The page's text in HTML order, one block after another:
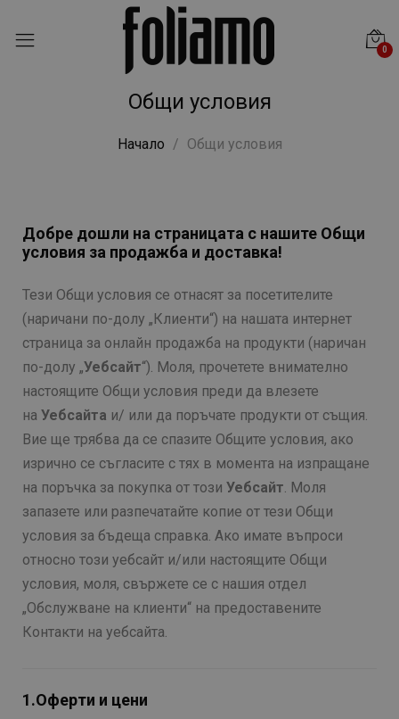
0
Общи условия
Начало Общи условия
Добре дошли на страницата с нашите Общи
условия за продажба и доставка!
Тези Общи условия се отнасят за посетителите
(наричани по-долу „Клиенти“) на нашата интернет
страница за онлайн продажба на продукти (наричан
по-долу „Уебсайт“). Моля, прочетете внимателно
настоящите Общи условия преди да влезете
на Уебсайта и/ или да поръчате продукти от същия.
Вие ще трябва да се спазите Общите условия, ако
изрично се съгласите с тях в момента на изпращане
на поръчка за покупка от този Уебсайт. Моля
запазете или разпечатайте копие от тези Общи
условия за бъдеща справка. Ако имате въпроси
относно този уебсайт и/или настоящите Общи
условия, моля, свържете се с нашия отдел
„Обслужване на клиенти“ на предоставените
Контакти на уебсайта.
1.Оферти и цени